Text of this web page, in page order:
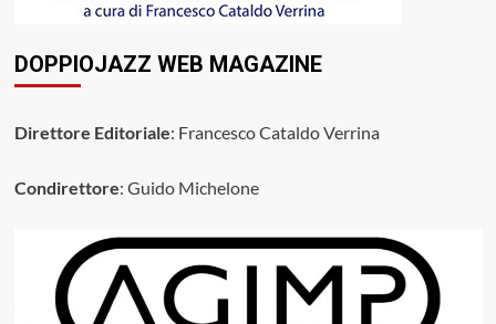
DOPPIOJAZZ WEB MAGAZINE
Direttore Editoriale: Francesco Cataldo Verrina
Condirettore: Guido Michelone